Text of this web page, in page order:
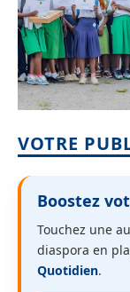
VOTRE
Boostez
Touchez une
diaspora en
Quotidien.